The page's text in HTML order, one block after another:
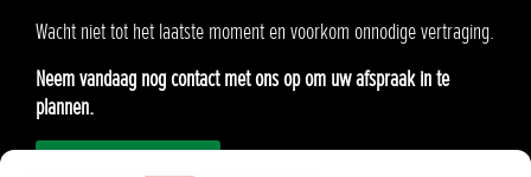
BTW: NL865.370862.B01
Wacht niet tot het laatste moment en voorkom onnodige vertraging.
Neem vandaag nog contact met ons op om uw afspraak in te
plannen.